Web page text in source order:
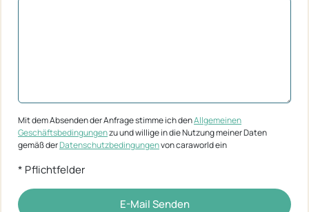
Mit dem Absenden der Anfrage stimme ich denAllgemeinen
Geschäftsbedingungenzu und willige in die Nutzung meiner Daten
gemäß derDatenschutzbedingungenvon caraworld ein
* Pflichtfelder
E-Mail Senden